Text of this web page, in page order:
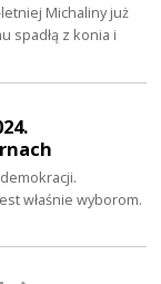
Michaliny już
spadłą z konia i
właśnie wyborom.